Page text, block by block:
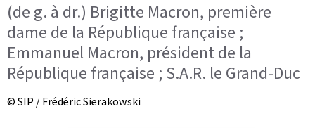
(de g. à dr.) Brigitte Macron, première
dame de la République française ;
Emmanuel Macron, président de la
République française ; S.A.R. le Grand-Duc
© SIP / Frédéric Sierakowski